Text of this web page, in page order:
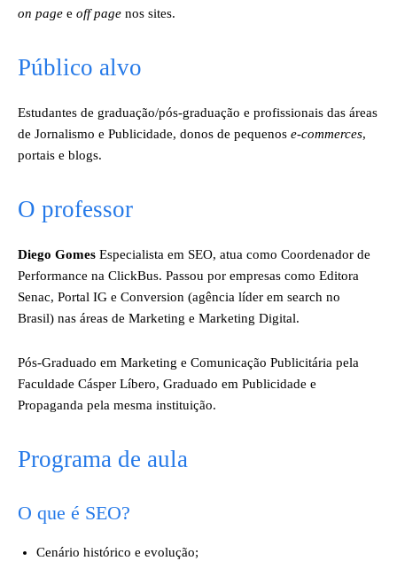
on page e off page nos sites.
Público alvo
Estudantes de graduação/pós-graduação e profissionais das áreas
de Jornalismo e Publicidade, donos de pequenos e-commerces,
portais e blogs.
O professor
Diego Gomes Especialista em SEO, atua como Coordenador de
Performance na ClickBus. Passou por empresas como Editora
Senac, Portal IG e Conversion (agência líder em search no
Brasil) nas áreas de Marketing e Marketing Digital.
Pós-Graduado em Marketing e Comunicação Publicitária pela
Faculdade Cásper Líbero, Graduado em Publicidade e
Propaganda pela mesma instituição.
Programa de aula
O que é SEO?
Cenário histórico e evolução;